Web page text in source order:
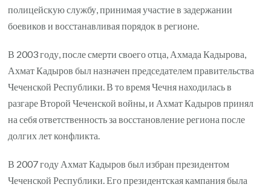
полицейскую службу, принимая участие в задержании
боевиков и восстанавливая порядок в регионе.
В 2003 году, после смерти своего отца, Ахмада Кадырова,
Ахмат Кадыров был назначен председателем правительства
Чеченской Республики. В то время Чечня находилась в
разгаре Второй Чеченской войны, и Ахмат Кадыров принял
на себя ответственность за восстановление региона после
долгих лет конфликта.
В 2007 году Ахмат Кадыров был избран президентом
Чеченской Республики. Его президентская кампания была